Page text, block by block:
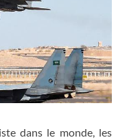
dans le monde, les